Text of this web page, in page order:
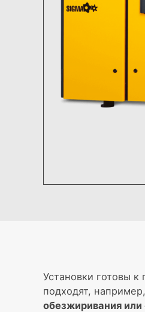
Установки готовы
подходят,
обезжиривания или